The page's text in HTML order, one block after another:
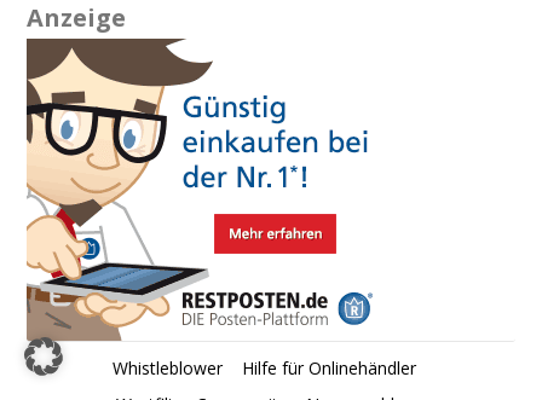
Anzeige
Whistleblower
Hilfe für Onlinehändler